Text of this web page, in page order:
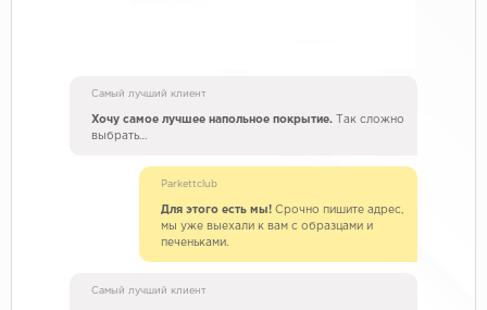
Самый лучший клиент
Хочу самое лучшее напольное покрытие. Так сложно
выбрать…
Parkettclub
Для этого есть мы! Срочно пишите адрес,
мы уже выехали к вам с образцами и
печеньками.
Самый лучший клиент